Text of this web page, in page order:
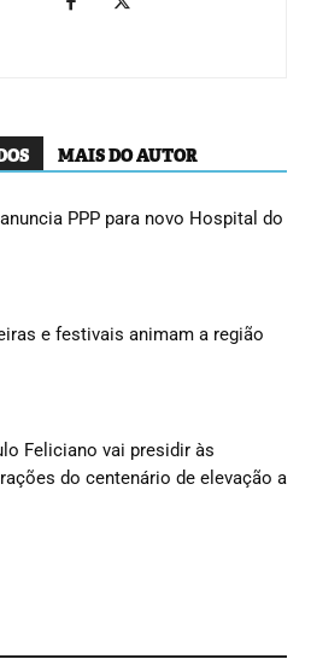
MAIS DO AUTOR
PPP para novo Hospital do
e festivais animam a região
Feliciano vai presidir às
do centenário de elevação a